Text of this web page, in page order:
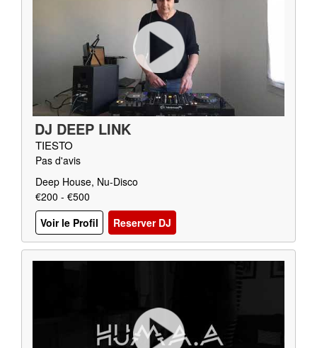
DJ DEEP LINK
TIESTO
Pas d'avis
Deep House, Nu-Disco
€200 - €500
Voir le Profil
Reserver DJ